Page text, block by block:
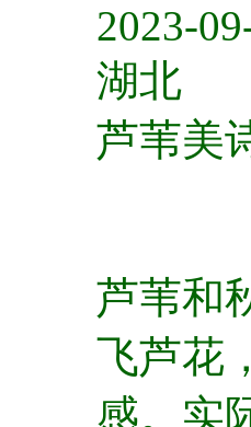
2023-
湖北
芦苇美
芦苇和
飞芦花
感。实